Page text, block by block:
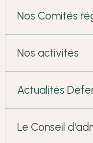
Nos Comités
Nos activités
Actualités
Le Conseil